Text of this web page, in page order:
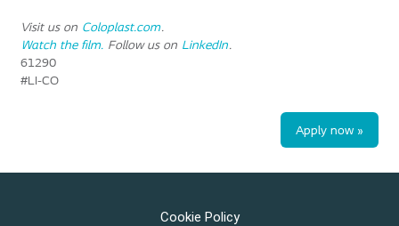
Visit us on Coloplast.com
Watch the film. Follow us on LinkedIn
61290
#LI-CO
Apply now »
Cookie Policy